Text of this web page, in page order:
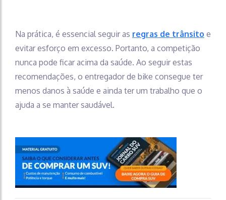
Na prática, é essencial seguir as regras de trânsito e
evitar esforço em excesso. Portanto, a competição
nunca pode ficar acima da saúde. Ao seguir estas
recomendações, o entregador de bike consegue ter
menos danos à saúde e ainda ter um trabalho que o
ajuda a se manter saudável.